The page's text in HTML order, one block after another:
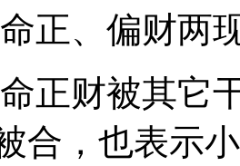
、偏财两现
财被其它干
合，也表示